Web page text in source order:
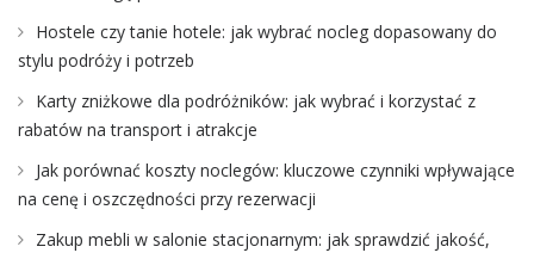
Hostele czy tanie hotele: jak wybrać nocleg dopasowany do
stylu podróży i potrzeb
Karty zniżkowe dla podróżników: jak wybrać i korzystać z
rabatów na transport i atrakcje
Jak porównać koszty noclegów: kluczowe czynniki wpływające
na cenę i oszczędności przy rezerwacji
Zakup mebli w salonie stacjonarnym: jak sprawdzić jakość,